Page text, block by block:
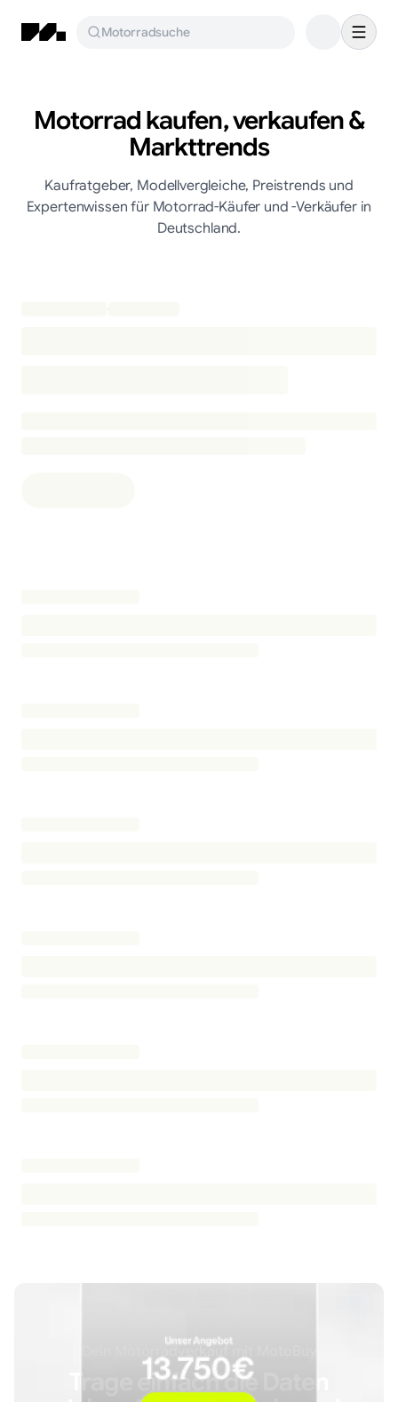
Motorradsuche
Motorrad kaufen, verkaufen &
Markttrends
Kaufratgeber, Modellvergleiche, Preistrends und
Expertenwissen für Motorrad-Käufer und -Verkäufer in
Deutschland.
Dein Motorradverkauf mit MotoBuy
Trage einfach die Daten